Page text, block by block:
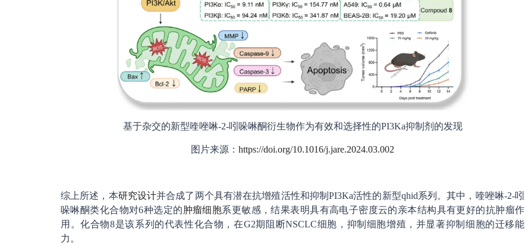
基于杂交的新型喹唑啉-2-吲哚啉酮衍生物作为有效和选择性的PI3Ka抑制剂的发现
图片来源： https://doi.org/10.1016/j.jare.2024.03.002
综上所述，本研究设计并合成了两个具有潜在抗增殖活性和抑制PI3Ka活性的新型qhid系列。其中，喹唑啉-2-吲
哚啉酮类化合物对6种选定的 肿瘤细胞系更敏感，结果表明具有高电子密度云的亲本结构具有更好的抗肿瘤作
用。化合物8是该系列的代表性化合物，在G2期阻断NSCLC细胞，抑制细胞增殖，并显著抑制细胞的迁移能
力。